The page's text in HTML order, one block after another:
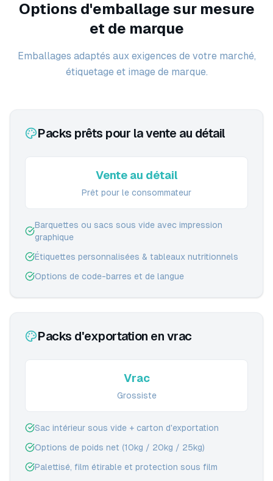
Options d'emballage sur mesure
et de marque
Emballages adaptés aux exigences de votre marché,
étiquetage et image de marque.
Packs prêts pour la vente au détail
Vente au détail
Prêt pour le consommateur
Barquettes ou sacs sous vide avec impression
graphique
Étiquettes personnalisées & tableaux nutritionnels
Options de code-barres et de langue
Packs d'exportation en vrac
Vrac
Grossiste
Sac intérieur sous vide + carton d'exportation
Options de poids net (10kg / 20kg / 25kg)
Palettisé, film étirable et protection sous film